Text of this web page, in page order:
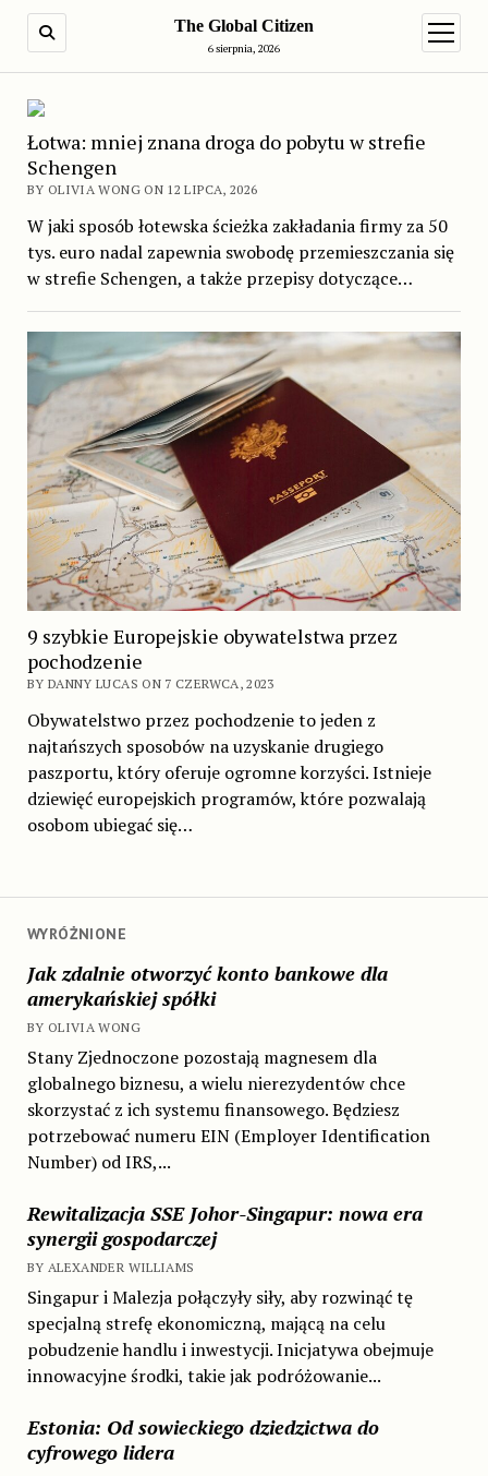
The Global Citizen
6 sierpnia, 2026
open
WYRÓŻNIONE
Jak zdalnie otworzyć konto bankowe dla
amerykańskiej spółki
BY OLIVIA WONG
Stany Zjednoczone pozostają magnesem dla
globalnego biznesu, a wielu nierezydentów chce
skorzystać z ich systemu finansowego. Będziesz
potrzebować numeru EIN (Employer Identification
Number) od IRS,...
Rewitalizacja SSE Johor-Singapur: nowa era
synergii gospodarczej
BY ALEXANDER WILLIAMS
Singapur i Malezja połączyły siły, aby rozwinąć tę
specjalną strefę ekonomiczną, mającą na celu
pobudzenie handlu i inwestycji. Inicjatywa obejmuje
innowacyjne środki, takie jak podróżowanie...
Estonia: Od sowieckiego dziedzictwa do
cyfrowego lidera
Łotwa: mniej znana droga do pobytu w strefie
Schengen
BY OLIVIA WONG ON 12 LIPCA, 2026
W jaki sposób łotewska ścieżka zakładania firmy za 50
tys. euro nadal zapewnia swobodę przemieszczania się
w strefie Schengen, a także przepisy dotyczące…
9 szybkie Europejskie obywatelstwa przez
pochodzenie
BY DANNY LUCAS ON 7 CZERWCA, 2023
Obywatelstwo przez pochodzenie to jeden z
najtańszych sposobów na uzyskanie drugiego
paszportu, który oferuje ogromne korzyści. Istnieje
dziewięć europejskich programów, które pozwalają
osobom ubiegać się…